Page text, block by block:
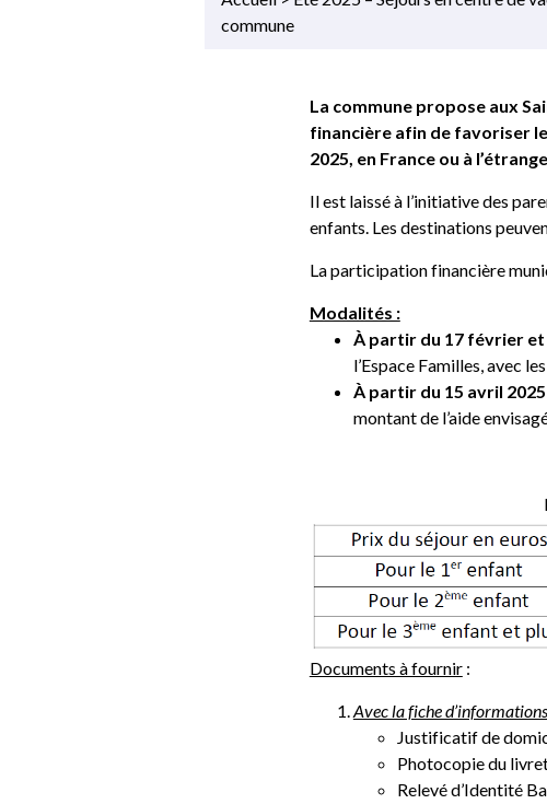
commune
La commune propose aux
financière afin de favoriser
2025, en France ou à
Il est laissé à l’initiative des
enfants. Les destinations
La participation financière
Modalités :
À partir du 17 février et
l’Espace Familles, avec
À partir du 15 avril 2025
montant de l’aide
Documents à fournir:
Avec la fiche
Justificatif de
Photocopie du
Relevé d’Identité